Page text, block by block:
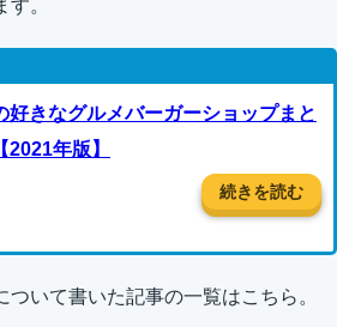
。
好きなグルメバーガーショップまと
2021年版】
続きを読む
いて書いた記事の一覧はこちら。